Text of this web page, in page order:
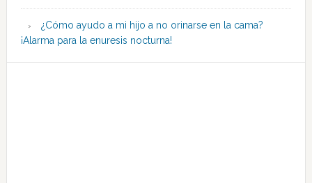
¿Cómo ayudo a mi hijo a no orinarse en la cama?
¡Alarma para la enuresis nocturna!